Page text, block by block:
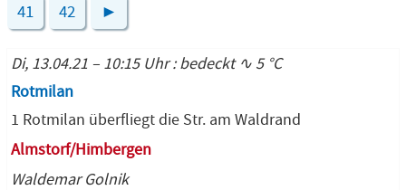
41 42 ►
Di, 13.04.21 – 10:15 Uhr : bedeckt ∿ 5 °C
Rotmilan
1 Rotmilan überfliegt die Str. am Waldrand
Almstorf/Himbergen
Waldemar Golnik